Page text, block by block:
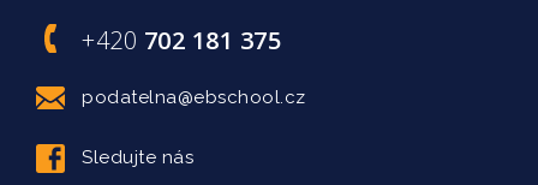
+420 702 181 375
podatelna@ebschool.cz
Sledujte nás